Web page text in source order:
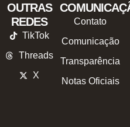
OUTRAS
REDES
TikTok
Threads
X
Contato
Comunicação
Transparência
Notas Oficiais